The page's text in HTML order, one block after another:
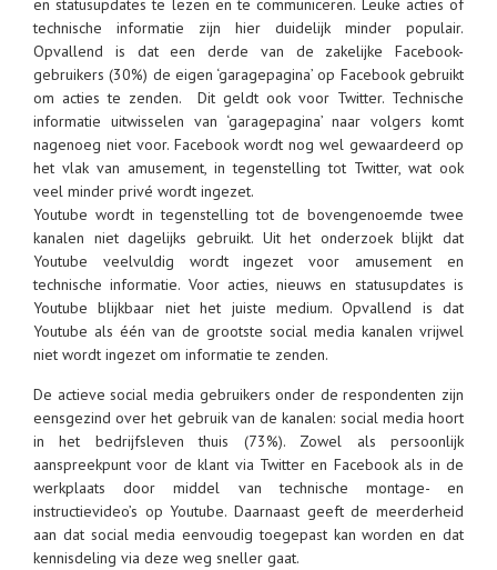
en statusupdates te lezen en te communiceren. Leuke acties of
technische informatie zijn hier duidelijk minder populair.
Opvallend is dat een derde van de zakelijke Facebook-
gebruikers (30%) de eigen ‘garagepagina’ op Facebook gebruikt
om acties te zenden. Dit geldt ook voor Twitter. Technische
informatie uitwisselen van ‘garagepagina’ naar volgers komt
nagenoeg niet voor. Facebook wordt nog wel gewaardeerd op
het vlak van amusement, in tegenstelling tot Twitter, wat ook
veel minder privé wordt ingezet.
Youtube wordt in tegenstelling tot de bovengenoemde twee
kanalen niet dagelijks gebruikt. Uit het onderzoek blijkt dat
Youtube veelvuldig wordt ingezet voor amusement en
technische informatie. Voor acties, nieuws en statusupdates is
Youtube blijkbaar niet het juiste medium. Opvallend is dat
Youtube als één van de grootste social media kanalen vrijwel
niet wordt ingezet om informatie te zenden.
De actieve social media gebruikers onder de respondenten zijn
eensgezind over het gebruik van de kanalen: social media hoort
in het bedrijfsleven thuis (73%). Zowel als persoonlijk
aanspreekpunt voor de klant via Twitter en Facebook als in de
werkplaats door middel van technische montage- en
instructievideo’s op Youtube. Daarnaast geeft de meerderheid
aan dat social media eenvoudig toegepast kan worden en dat
kennisdeling via deze weg sneller gaat.